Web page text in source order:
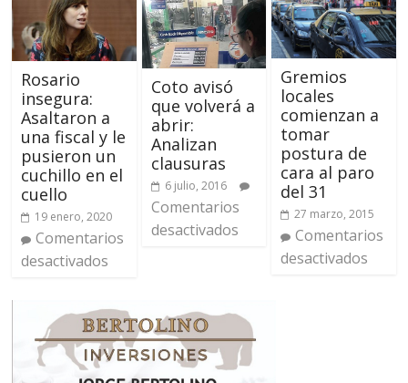
Rosario
insegura:
Asaltaron a
una fiscal y le
pusieron un
cuchillo en el
cuello
19 enero, 2020
Comentarios
desactivados
Coto avisó
que volverá a
abrir:
Analizan
clausuras
6 julio, 2016
Comentarios
desactivados
Gremios
locales
comienzan a
tomar
postura de
cara al paro
del 31
27 marzo, 2015
Comentarios
desactivados